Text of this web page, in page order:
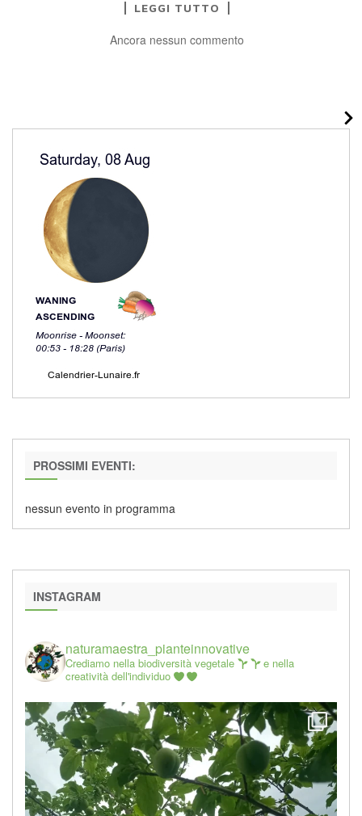
LEGGI TUTTO
Ancora nessun commento
PROSSIMI EVENTI:
nessun evento in programma
INSTAGRAM
naturamaestra_pianteinnovative
Crediamo nella biodiversità vegetale
e nella
creatività dell'individuo